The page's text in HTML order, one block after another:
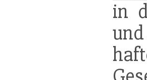
in